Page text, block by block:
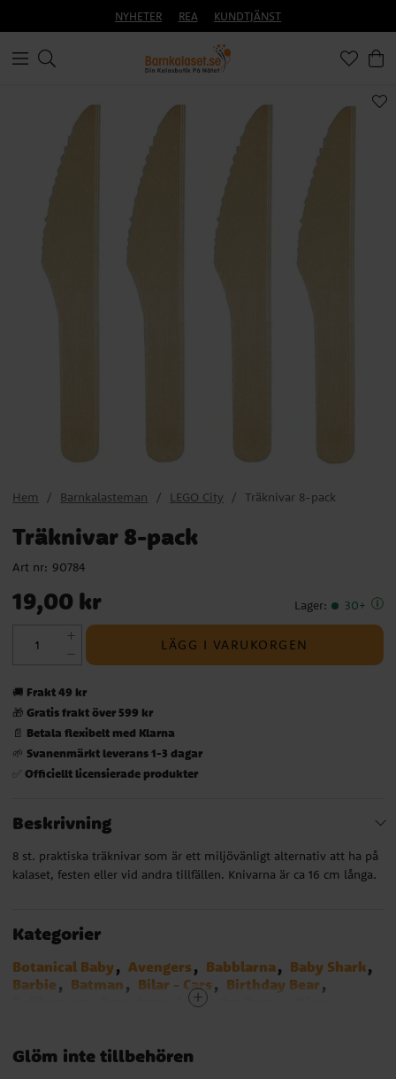
NYHETER REA KUNDTJÄNST
Hem Barnkalasteman LEGO City Träknivar 8-pack
Träknivar 8-pack
Art nr: 90784
Pris: 19,00 kr
19,00 kr Lager: 30+
LÄGG I VARUKORGEN
🚚 Frakt 49 kr
🎁 Gratis frakt över 599 kr
📄 Betala flexibelt med Klarna
🌱 Svanenmärkt leverans 1-3 dagar
✅ Officiellt licensierade produkter
Beskrivning
8 st. praktiska träknivar som är ett miljövänligt alternativ att ha på
kalaset, festen eller vid andra tillfällen. Knivarna är ca 16 cm långa.
Kategorier
Botanical Baby Avengers Babblarna
Baby Shark
Barbie
Batman Bilar - Cars
Birthday Bear
Brandman Sam
Frost - Frozen
Gaming kalas
Glöm inte tillbehören